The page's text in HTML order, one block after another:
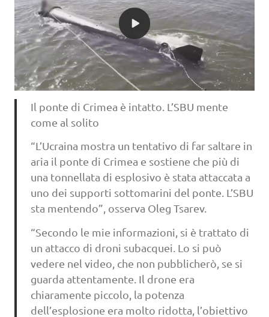
Il ponte di Crimea è intatto. L’SBU mente
come al solito
“L’Ucraina mostra un tentativo di far saltare in
aria il ponte di Crimea e sostiene che più di
una tonnellata di esplosivo è stata attaccata a
uno dei supporti sottomarini del ponte. L’SBU
sta mentendo”, osserva Oleg Tsarev.
“Secondo le mie informazioni, si è trattato di
un attacco di droni subacquei. Lo si può
vedere nel video, che non pubblicherò, se si
guarda attentamente. Il drone era
chiaramente piccolo, la potenza
dell’esplosione era molto ridotta, l’obiettivo